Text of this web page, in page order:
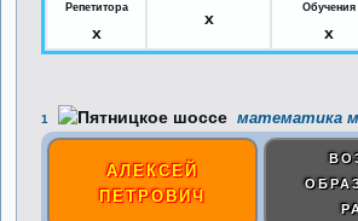
Репетитора
x
x
Обучения
x
1 математика
АЛЕКСЕЙ
ПЕТРОВИЧ